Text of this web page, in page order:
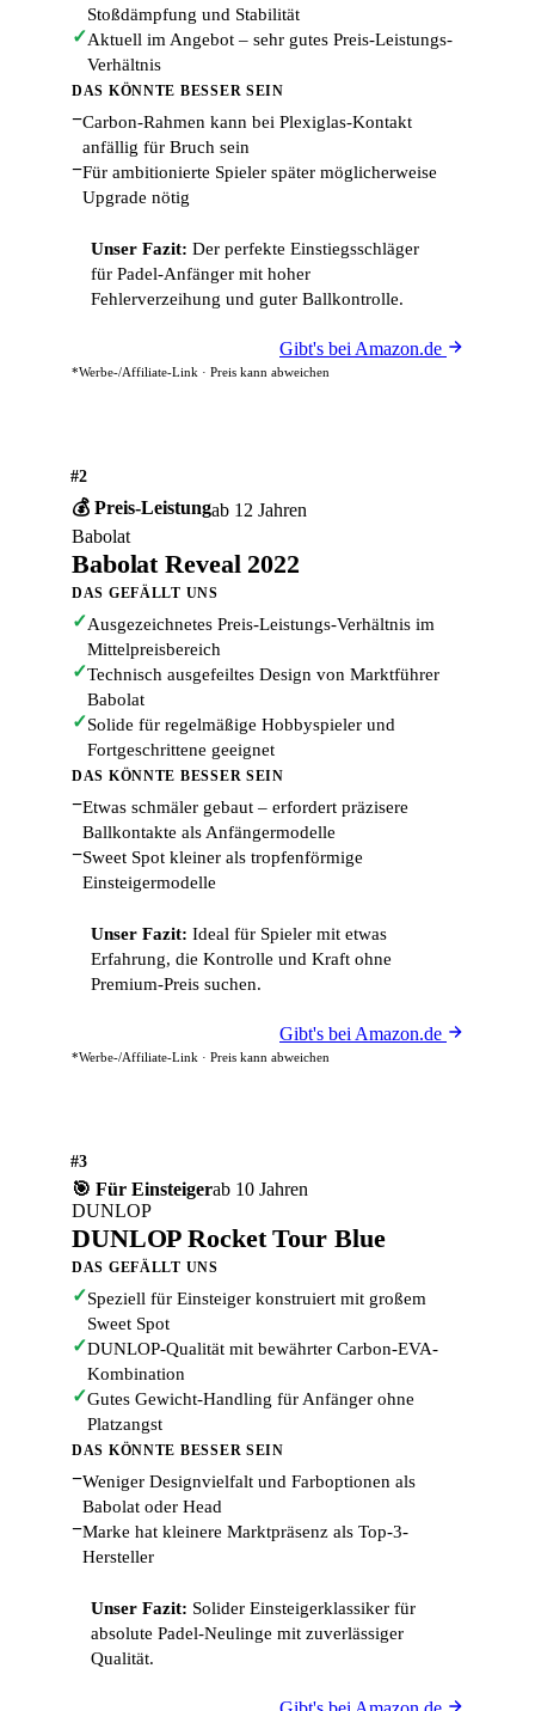
Stoßdämpfung und Stabilität
✓Aktuell im Angebot – sehr gutes Preis-Leistungs-
Verhältnis
DAS KÖNNTE BESSER SEIN
−Carbon-Rahmen kann bei Plexiglas-Kontakt
anfällig für Bruch sein
−Für ambitionierte Spieler später möglicherweise
Upgrade nötig
Unser Fazit: Der perfekte Einstiegsschläger
für Padel-Anfänger mit hoher
Fehlerverzeihung und guter Ballkontrolle.
Gibt's bei Amazon.de
*Werbe-/Affiliate-Link · Preis kann abweichen
#2
💰 Preis-Leistungab 12 Jahren
Babolat
Babolat Reveal 2022
DAS GEFÄLLT UNS
✓Ausgezeichnetes Preis-Leistungs-Verhältnis im
Mittelpreisbereich
✓Technisch ausgefeiltes Design von Marktführer
Babolat
✓Solide für regelmäßige Hobbyspieler und
Fortgeschrittene geeignet
DAS KÖNNTE BESSER SEIN
−Etwas schmäler gebaut – erfordert präzisere
Ballkontakte als Anfängermodelle
−Sweet Spot kleiner als tropfenförmige
Einsteigermodelle
Unser Fazit: Ideal für Spieler mit etwas
Erfahrung, die Kontrolle und Kraft ohne
Premium-Preis suchen.
Gibt's bei Amazon.de
*Werbe-/Affiliate-Link · Preis kann abweichen
#3
🎯 Für Einsteigerab 10 Jahren
DUNLOP
DUNLOP Rocket Tour Blue
DAS GEFÄLLT UNS
✓Speziell für Einsteiger konstruiert mit großem
Sweet Spot
✓DUNLOP-Qualität mit bewährter Carbon-EVA-
Kombination
✓Gutes Gewicht-Handling für Anfänger ohne
Platzangst
DAS KÖNNTE BESSER SEIN
−Weniger Designvielfalt und Farboptionen als
Babolat oder Head
−Marke hat kleinere Marktpräsenz als Top-3-
Hersteller
Unser Fazit: Solider Einsteigerklassiker für
absolute Padel-Neulinge mit zuverlässiger
Qualität.